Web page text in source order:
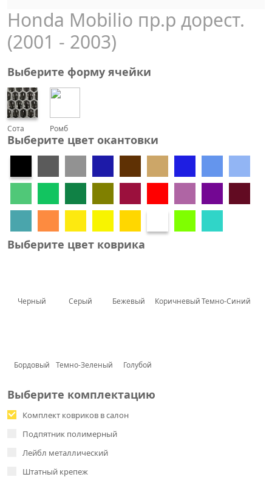
Honda Mobilio пр.р дорест.
(2001 - 2003)
Выберите форму ячейки
Сота Ромб
Выберите цвет окантовки
Выберите цвет коврика
Черный Серый Бежевый КоричневыйТемно-Синий
Бордовый Темно-Зеленый Голубой
Выберите комплектацию
Комплект ковриков в салон
Подпятник полимерный
Лейбл металлический
Штатный крепеж